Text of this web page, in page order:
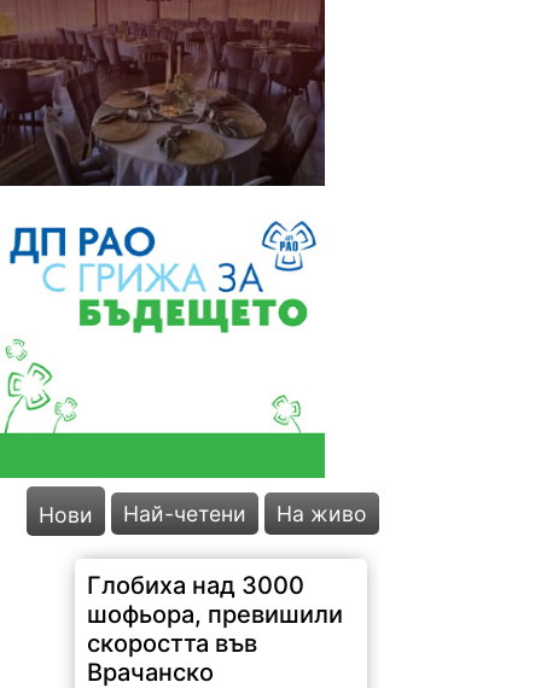
Нови Най-четени На живо
Глобиха над 3000
шофьора, превишили
скоростта във
Врачанско